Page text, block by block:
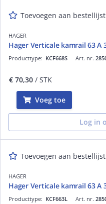
Toevoegen aan bestellijst
HAGER
Hager Verticale kamrail 63
Art. nr.
Producttype: KCF668S
€ 70,30 / STK
Voeg toe
Log in
Toevoegen aan bestellijst
HAGER
Hager Verticale kamrail 63 A
Art. nr.
Producttype: KCF663L